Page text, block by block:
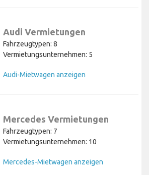
Audi Vermietungen
Fahrzeugtypen: 8
Vermietungsunternehmen: 5
Audi-Mietwagen anzeigen
Mercedes Vermietungen
Fahrzeugtypen: 7
Vermietungsunternehmen: 10
Mercedes-Mietwagen anzeigen